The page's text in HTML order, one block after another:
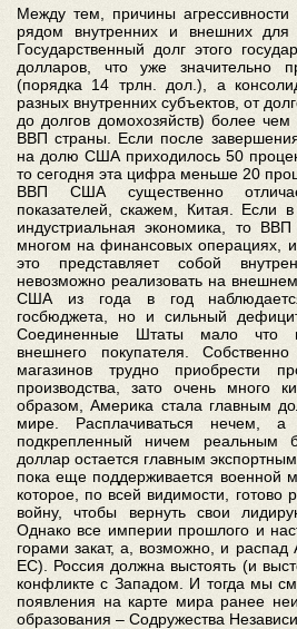
Между тем, причины
рядом внутренних и внешних для
Государственный долг этого
долларов, что уже значительно
(порядка 14 трлн. дол.), а
разных внутренних субъектов, от
до долгов домохозяйств) более
ВВП страны. Если после
на долю США приходилось 50
то сегодня эта цифра меньше 20
ВВП США существенно
показателей, скажем, Китая. Если
индустриальная экономика, то
многом на финансовых операциях,
это представляет собой
невозможно реализовать на
США из года в год
госбюджета, но и сильный
Соединенные Штаты мало что
внешнего покупателя.
магазинов трудно приобрести
производства, зато очень много
образом, Америка стала главным
мире. Расплачиваться нечем,
подкрепленный ничем реальным
доллар остается главным
пока еще поддерживается военной
которое, по всей видимости, готово
войну, чтобы вернуть свои
Однако все империи прошлого и
горами закат, а, возможно, и
ЕС). Россия должна выстоять (и
конфликте с Западом. И тогда мы
появления на карте мира ранее
образования – Содружества